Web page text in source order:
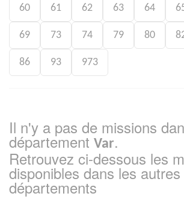
60 61 62 63 64
69 73 74 79 80
86 93 973
Il n'y a pas de missions
département Var.
Retrouvez ci-dessous les
disponibles dans les autres
départements